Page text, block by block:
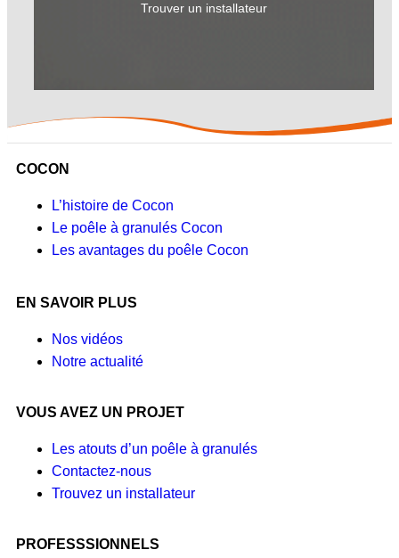
Trouver un installateur
COCON
L’histoire de Cocon
Le poêle à granulés Cocon
Les avantages du poêle Cocon
EN SAVOIR PLUS
Nos vidéos
Notre actualité
VOUS AVEZ UN PROJET
Les atouts d’un poêle à granulés
Contactez-nous
Trouvez un installateur
PROFESSSIONNELS